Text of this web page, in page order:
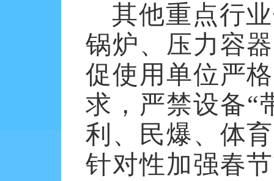
其他重点行
锅炉、压力容
促使用单位严
求，严禁设备“
利、民爆、体
针对性加强春